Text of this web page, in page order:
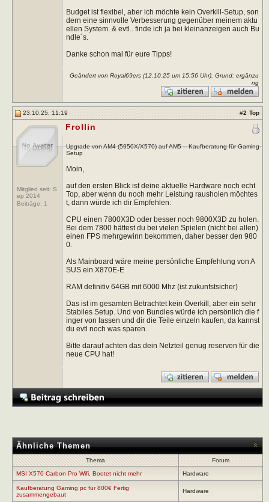
Budget ist flexibel, aber ich möchte kein Overkill-Setup, son
dern eine sinnvolle Verbesserung gegenüber meinem aktu
ellen System. & evtl.. finde ich ja bei kleinanzeigen auch Bu
ndle´s.
Danke schon mal für eure Tipps!
Geändert von Royal69ers (12.10.25 um 15:56Uhr). Grund: ergänzu
ng
23.10.25, 11:19 #2 Top
Mitglied seit: S
ep 2014
Beiträge: 1
Frollin
Upgrade von AM4 (5950X/X570) auf AM5 – Kaufberatung für Gaming-
Setup
Moin,
auf den ersten Blick ist deine aktuelle Hardware noch echt
Top, aber wenn du noch mehr Leistung rausholen möchtes
t, dann würde ich dir Empfehlen:
CPU einen 7800X3D oder besser noch 9800X3D zu holen.
Bei dem 7800 hättest du bei vielen Spielen (nicht bei allen)
einen FPS mehrgewinn bekommen, daher besser den 980
0.
Als Mainboard wäre meine persönliche Empfehlung von A
SUS ein X870E-E
RAM definitiv 64GB mit 6000 Mhz (ist zukunfstsicher)
Das ist im gesamten Betrachtet kein Overkill, aber ein sehr
Stabiles Setup. Und von Bundles würde ich persönlich die f
inger von lassen und dir die Teile einzeln kaufen, da kannst
du evtl noch was sparen.
Bitte darauf achten das dein Netzteil genug reserven für die
neue CPU hat!
Ähnliche Themen
Thema
Forum
MSI X570 Carbon Pro Wifi, Bootet nicht mehr
Hardware
Kaufberatung Gaming pc für 800€ Fertig
zusammengebaut
Hardware